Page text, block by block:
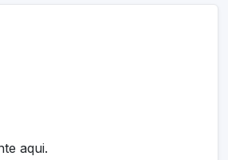
aqui.